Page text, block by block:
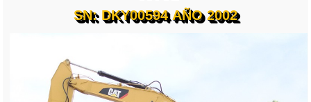
SN: DKY00594 AÑO 2002